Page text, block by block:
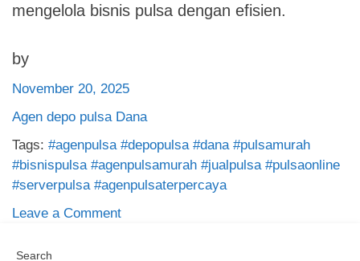
mengelola bisnis pulsa dengan efisien.
by
November 20, 2025
Agen depo pulsa Dana
Tags: #agenpulsa #depopulsa #dana #pulsamurah
#bisnispulsa #agenpulsamurah #jualpulsa #pulsaonline
#serverpulsa #agenpulsaterpercaya
Leave a Commenton
Search